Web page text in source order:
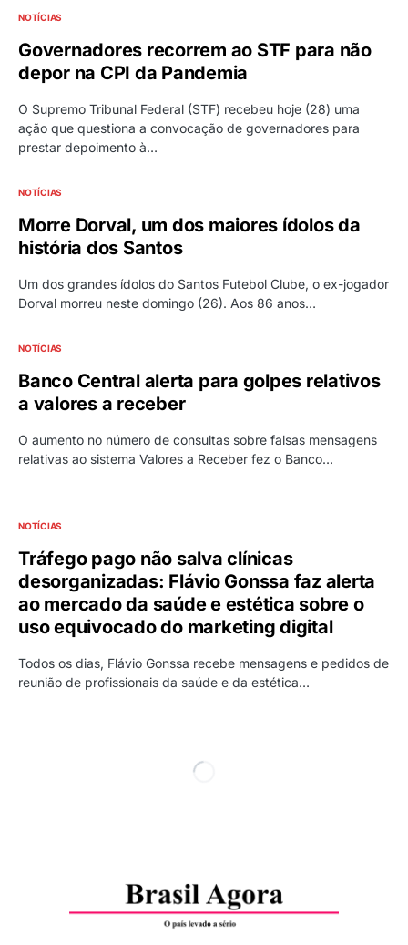
NOTÍCIAS
Governadores recorrem ao STF para não
depor na CPI da Pandemia
O Supremo Tribunal Federal (STF) recebeu hoje (28) uma
ação que questiona a convocação de governadores para
prestar depoimento à…
NOTÍCIAS
Morre Dorval, um dos maiores ídolos da
história dos Santos
Um dos grandes ídolos do Santos Futebol Clube, o ex-jogador
Dorval morreu neste domingo (26). Aos 86 anos…
NOTÍCIAS
Banco Central alerta para golpes relativos
a valores a receber
O aumento no número de consultas sobre falsas mensagens
relativas ao sistema Valores a Receber fez o Banco…
NOTÍCIAS
Tráfego pago não salva clínicas
desorganizadas: Flávio Gonssa faz alerta
ao mercado da saúde e estética sobre o
uso equivocado do marketing digital
Todos os dias, Flávio Gonssa recebe mensagens e pedidos de
reunião de profissionais da saúde e da estética…